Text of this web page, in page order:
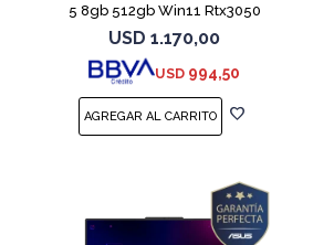
5 8gb 512gb Win11 Rtx3050
USD 1.170,00
USD 994,50